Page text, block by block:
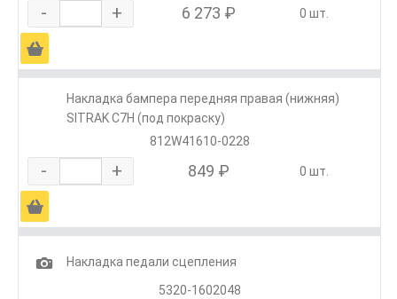
- + 6 273 ₽ 0 шт.
Ä
Накладка бампера передняя правая (нижняя)
SITRAK C7H (под покраску)
812W41610-0228
- + 849 ₽ 0 шт.
Ä
1
Накладка педали сцепления
5320-1602048